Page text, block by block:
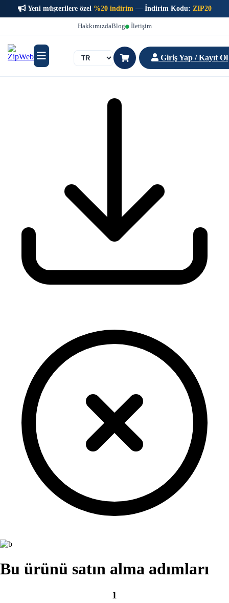
Yeni müşterilere özel %20 indirim— İndirim Kodu: ZIP20
HakkımızdaBlog İletişim
Giriş Yap / Kayıt Ol
Bu ürünü satın alma adımları
1